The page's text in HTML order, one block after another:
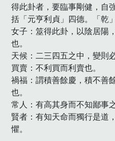
得此卦者，要臨事剛健，自
括「元亨利貞」四德。「乾
女子：筮得此卦，以陰居陽
也。
天候：二三四五之中，變則必
買賣：不利買而利賣也。
禍福：謂積善餘慶，積不善
也。
常人：有高其身而不知鄙事之
賢者：有知天命而獨行是道
懼。